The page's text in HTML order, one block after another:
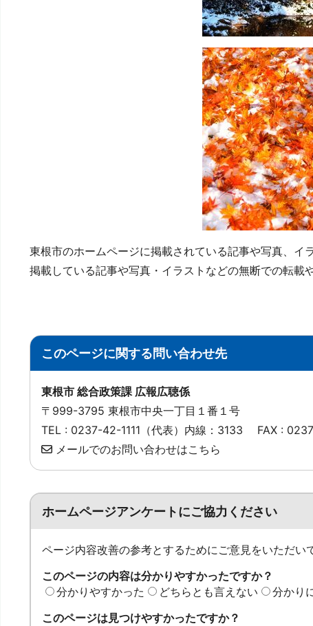
東根市のホームページに掲載されている記事や写真、イ
掲載している記事や写真・イラストなどの無断での転載
このページに関する問い合わせ先
東根市 総合政策課 広報広聴係
〒999-3795 東根市中央一丁目１番１号
TEL : 0237-42-1111（代表）内線：3133
FAX :
メールでのお問い合わせはこちら
ホームページアンケートにご協力ください
ページ内容改善の参考とするためにご意見をいただい
このページの内容は分かりやすかったですか？
分かりやすかった
どちらとも言えない
分かり
このページは見つけやすかったですか？